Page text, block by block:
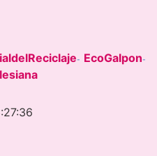
- EcoGalpon-